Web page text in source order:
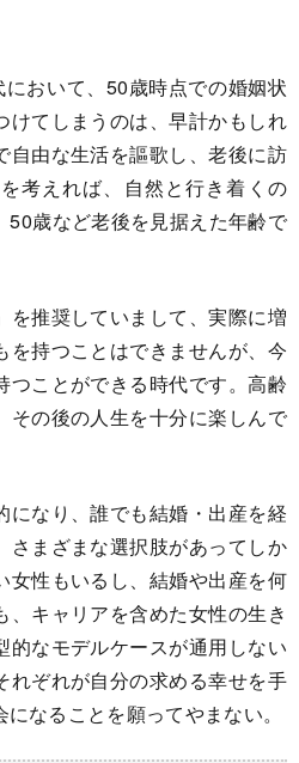
おいて、50歳時点での婚姻状
けてしまうのは、早計かもしれ
自由な生活を謳歌し、老後に訪
考えれば、自然と行き着くの
50歳など老後を見据えた年齢で
を推奨していまして、実際に増
を持つことはできませんが、今
つことができる時代です。高齢
その後の人生を十分に楽しんで
なり、誰でも結婚・出産を経
さまざまな選択肢があってしか
女性もいるし、結婚や出産を何
、キャリアを含めた女性の生き
的なモデルケースが通用しない
れぞれが自分の求める幸せを手
なることを願ってやまない。